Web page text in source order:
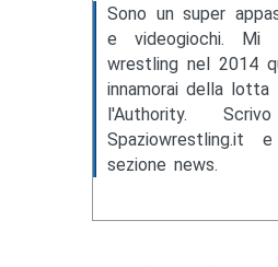
Sono un super
e videogiochi. Mi
wrestling nel 2014
innamorai della
l'Authority.
sezione news.